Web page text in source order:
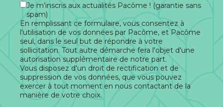
Je m’inscris aux actualités Pacôme ! (garantie sans
spam)
En remplissant ce formulaire, vous consentez à
l'utilisation de vos données par Pacôme, et Pacôme
seul, dans le seul but de répondre à votre
sollicitation. Tout autre démarche fera l'objet d'une
autorisation supplémentaire de notre part.
Vous disposez d'un droit de rectification et de
suppression de vos données, que vous pouvez
exercer à tout moment en nous contactant de la
manière de votre choix.